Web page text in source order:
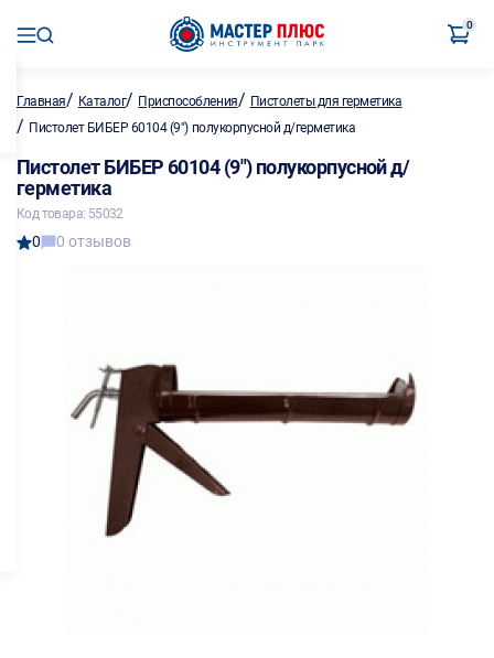
0
Главная/ Каталог/ Приспособления/ Пистолеты для герметика
/ Пистолет БИБЕР 60104 (9") полукорпусной д/герметика
Пистолет БИБЕР 60104 (9") полукорпусной д/
герметика
Код товара: 55032
0 0 отзывов